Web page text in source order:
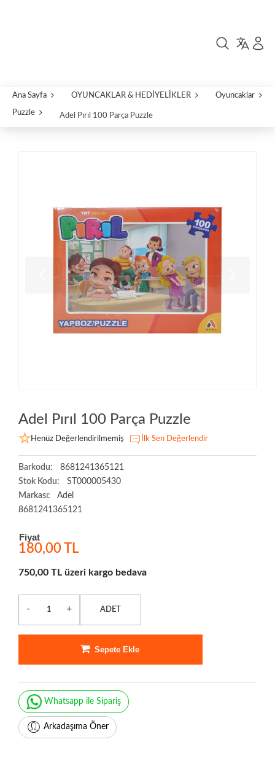
Ana Sayfa OYUNCAKLAR & HEDİYELİKLER Oyuncaklar
Puzzle Adel Pırıl 100 Parça Puzzle
Adel Pırıl 100 Parça Puzzle
Henüz Değerlendirilmemiş İlk Sen Değerlendir
Barkodu:
8681241365121
Stok Kodu:
ST000005430
Markası:
Adel
8681241365121
Fiyat
180,00 TL
750,00 TL üzeri kargo bedava
- + ADET
Sepete Ekle
Whatsapp ile Sipariş
Arkadaşıma Öner